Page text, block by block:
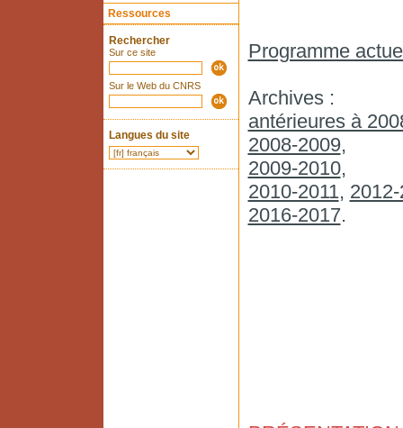
Ressources
Rechercher
Sur ce site
Sur le Web du CNRS
Langues du site
Programme
Archives :
antérieures à
2008-2009,
2009-2010,
2010-2011,
2016-2017.